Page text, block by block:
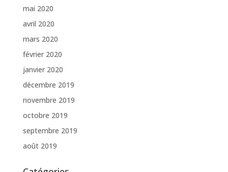
mai 2020
avril 2020
mars 2020
février 2020
janvier 2020
décembre 2019
novembre 2019
octobre 2019
septembre 2019
août 2019